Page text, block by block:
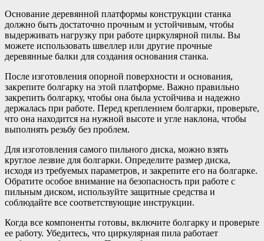
Основание деревянной платформы конструкции станка
должно быть достаточно прочным и устойчивым, чтобы
выдерживать нагрузку при работе циркулярной пилы. Вы
можете использовать швеллер или другие прочные
деревянные балки для создания основания станка.
После изготовления опорной поверхности и основания,
закрепите болгарку на этой платформе. Важно правильно
закрепить болгарку, чтобы она была устойчива и надежно
держалась при работе. Перед креплением болгарки, проверьте,
что она находится на нужной высоте и угле наклона, чтобы
выполнять резьбу без проблем.
Для изготовления самого пильного диска, можно взять
круглое лезвие для болгарки. Определите размер диска,
исходя из требуемых параметров, и закрепите его на болгарке.
Обратите особое внимание на безопасность при работе с
пильным диском, используйте защитные средства и
соблюдайте все соответствующие инструкции.
Когда все компоненты готовы, включите болгарку и проверьте
ее работу. Убедитесь, что циркулярная пила работает